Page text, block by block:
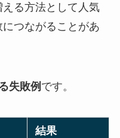
る方法として人気
つながることがあ
失敗例です。
結果